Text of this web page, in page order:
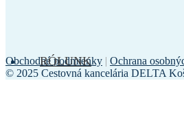
RÓLUNK
Obchodné podmienky | Ochrana
© 2025 Cestovná kancelária DELTA